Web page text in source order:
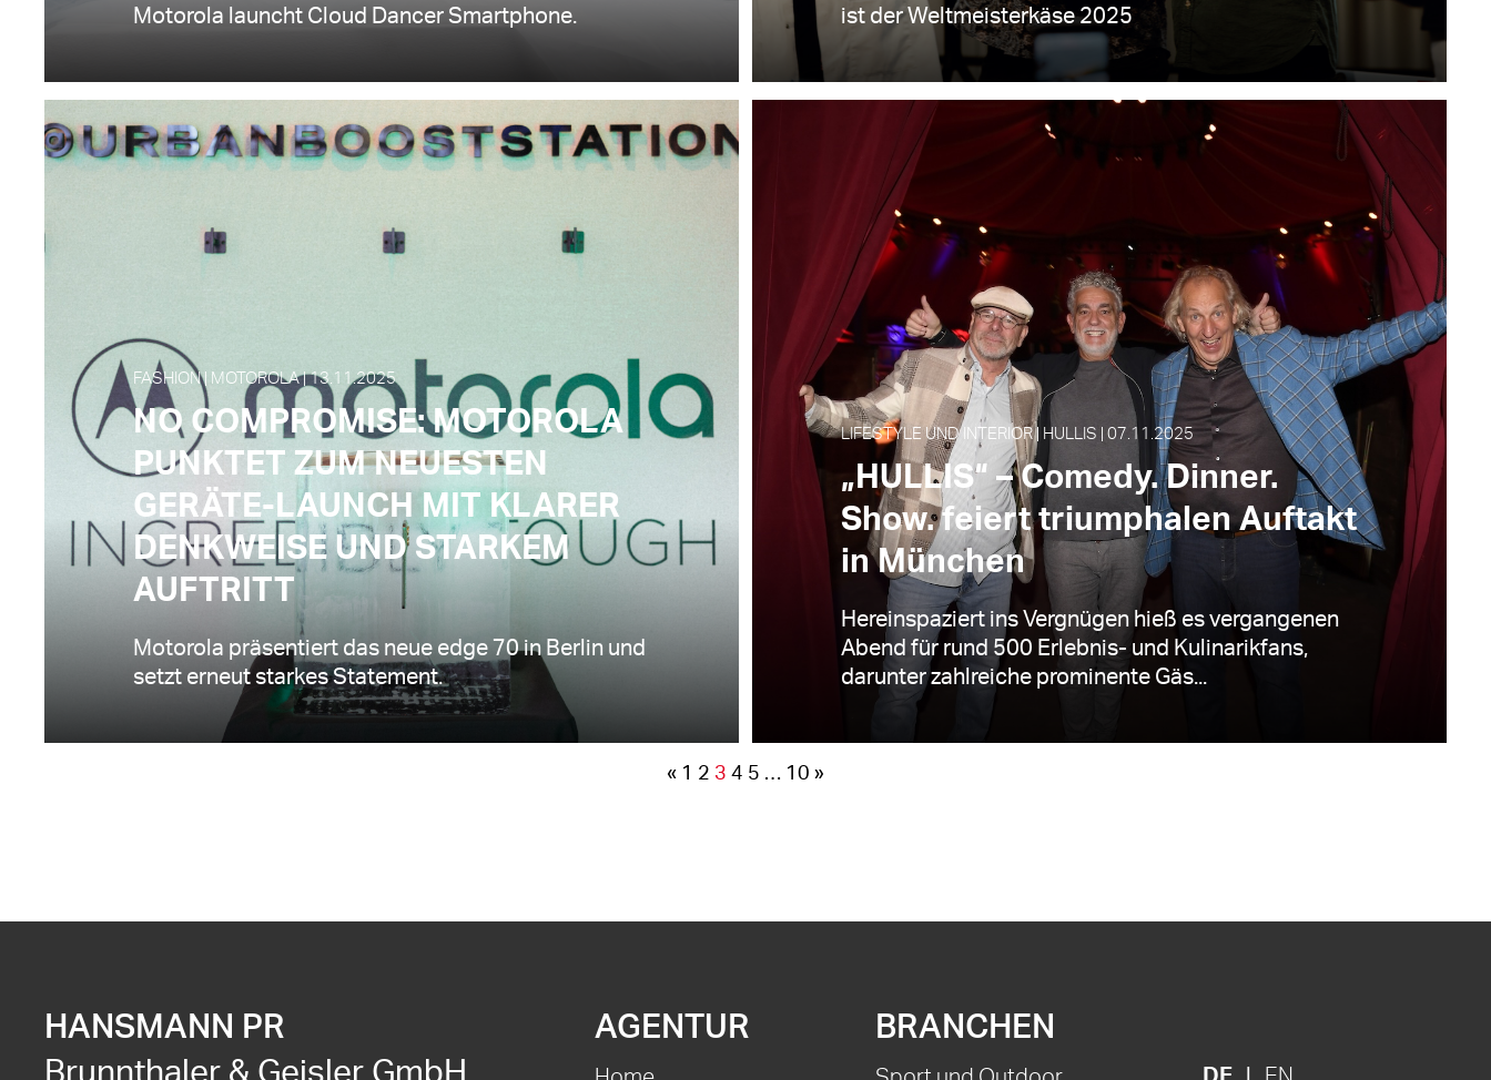
Motorola launcht Cloud Dancer Smartphone.
ist der Weltmeisterkäse 2025
FASHION | MOTOROLA | 13.11.2025
NO COMPROMISE: MOTOROLA
PUNKTET ZUM NEUESTEN
GERÄTE-LAUNCH MIT KLARER
DENKWEISE UND STARKEM
AUFTRITT
Motorola präsentiert das neue edge 70 in Berlin und
setzt erneut starkes Statement.
LIFESTYLE UND INTERIOR | HULLIS | 07.11.2025
„HULLIS“ – Comedy. Dinner.
Show. feiert triumphalen Auftakt
in München
Hereinspaziert ins Vergnügen hieß es vergangenen
Abend für rund 500 Erlebnis- und Kulinarikfans,
darunter zahlreiche prominente Gäs...
« 1 2 3 4 5 … 10 »
HANSMANN PR
Brunnthaler & Geisler GmbH
AGENTUR BRANCHEN